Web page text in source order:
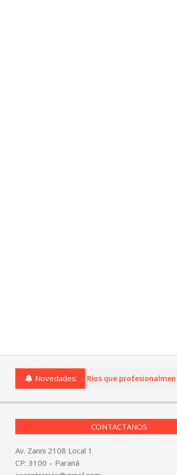
Novedades:
comercios de Entre Ríos que
CONTACTANOS
Av. Zanni 2108 Local 1
CP: 3100 – Paraná